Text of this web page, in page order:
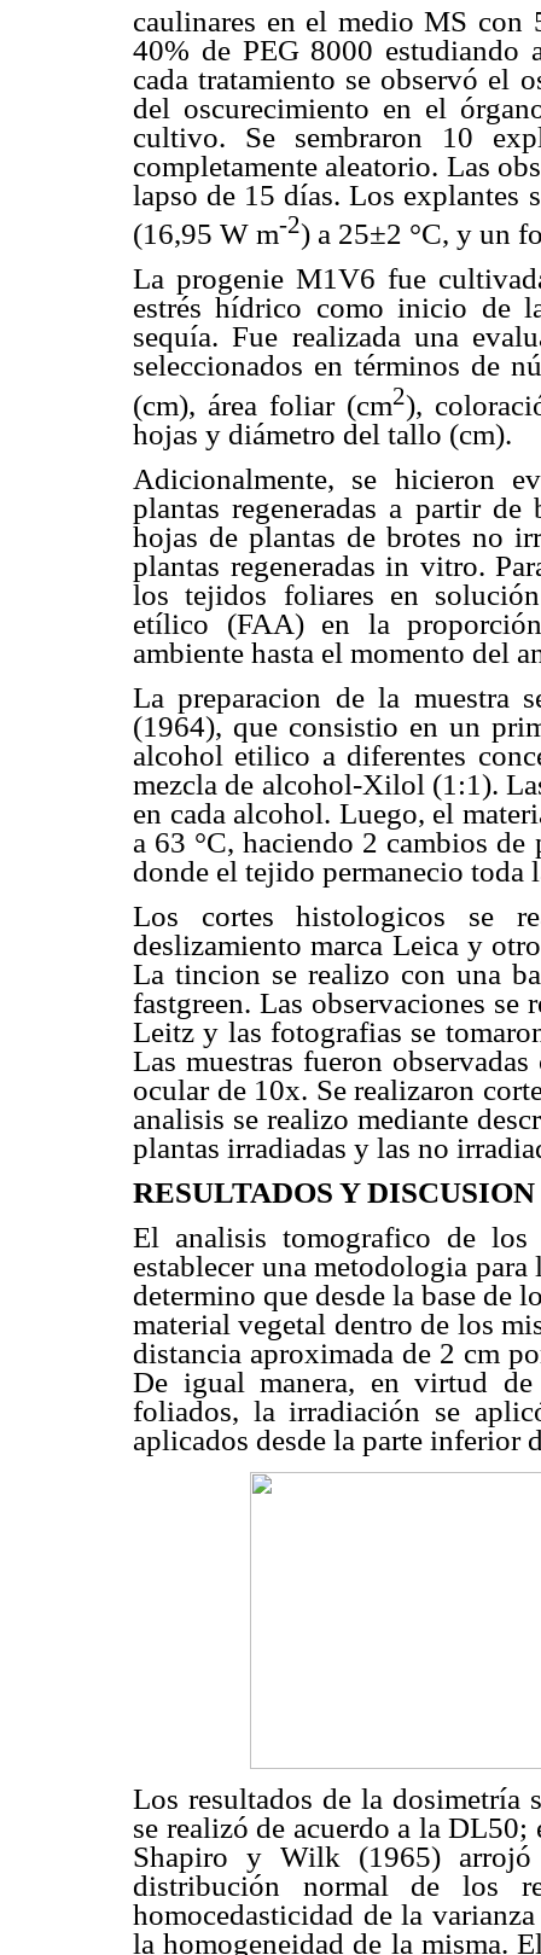
caulinares en el medio MS con
40% de PEG 8000 estudiando
cada tratamiento se observó el
del oscurecimiento en el
cultivo. Se sembraron 10
completamente aleatorio. Las
lapso de 15 días. Los explantes
(16,95 W m-2) a 25±2 °C, y un
La progenie M1V6 fue
estrés hídrico como inicio de
sequía. Fue realizada una
seleccionados en términos de
(cm), área foliar (cm2),
hojas y diámetro del tallo (cm).
Adicionalmente, se hicieron
plantas regeneradas a partir de
hojas de plantas de brotes no
plantas regeneradas in vitro.
los tejidos foliares en
etílico (FAA) en la
ambiente hasta el momento del
La preparacion de la muestra
(1964), que consistio en un
alcohol etilico a diferentes
mezcla de alcohol-Xilol (1:1).
en cada alcohol. Luego, el
a 63 °C, haciendo 2 cambios
donde el tejido permanecio toda
Los cortes histologicos se
deslizamiento marca Leica y
La tincion se realizo con una
fastgreen. Las observaciones
Leitz y las fotografias se
Las muestras fueron
ocular de 10x. Se realizaron
analisis se realizo mediante
plantas irradiadas y las no
RESULTADOS Y DISCUSION
El analisis tomografico de
establecer una metodologia
determino que desde la base de
material vegetal dentro de los
distancia aproximada de 2 cm
De igual manera, en virtud
foliados, la irradiación se
aplicados desde la parte inferior
Los resultados de la dosimetría
se realizó de acuerdo a la
Shapiro y Wilk (1965)
distribución normal de los
homocedasticidad de la
la homogeneidad de la misma.